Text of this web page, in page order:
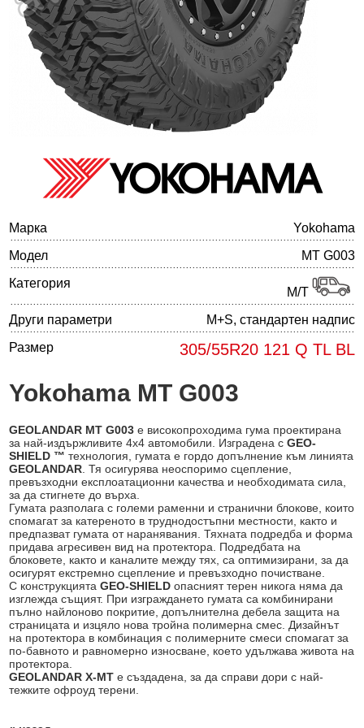
Баланс на автомобилните гуми
Марка
Yokohama
Модел
MT G003
Категория
M/T
Други параметри
M+S, стандартен надпис
Размер
305/55R20 121 Q TL BL
Yokohama MT G003
GEOLANDAR MT G003 е високопроходима гума проектирана
за най-издържливите 4х4 автомобили. Изградена сGEO-
SHIELD ™технология, гумата е гордо допълнение към линията
GEOLANDAR . Тя осигурява неоспоримо сцепление,
превъзходни експлоатационни качества и необходимата сила,
за да стигнете до върха.
Гумата разполага с големи раменни и странични блокове, които
спомагат за катереното в труднодостъпни местности, както и
предпазват гумата от наранявания. Тяхната подредба и форма
придава агресивен вид на протектора. Подредбата на
блоковете, както и каналите между тях, са оптимизирани, за да
осигурят екстремно сцепление и превъзходно почистване.
С конструкциятаGEO-SHIELD опасният терен никога няма да
изглежда същият. При изграждането гумата са комбинирани
пълно найлоново покритие, допълнителна дебела защита на
страницата и изцяло нова тройна полимерна смес. Дизайнът
на протектора в комбинация с полимерните смеси спомагат за
по-бавното и равномерно износване, което удължава живота на
протектора.
GEOLANDAR X-MT е създадена, за да справи дори с най-
тежките офроуд терени.